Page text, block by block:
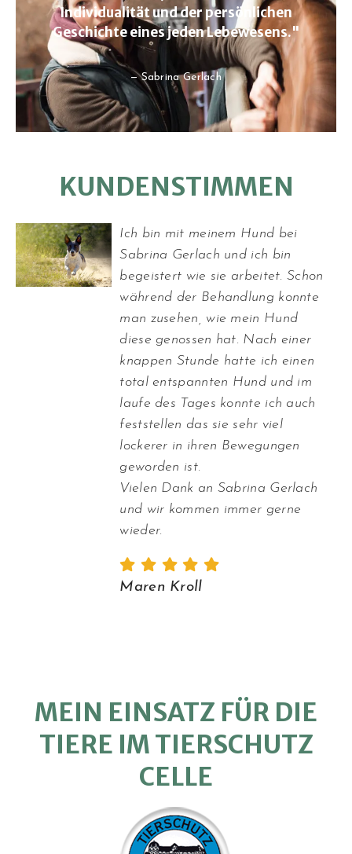
Individualität und der persönlichen
Geschichte eines jeden Lebewesens."
— Sabrina Gerlach
KUNDENSTIMMEN
Ich bin mit meinem Hund bei
Sabrina Gerlach und ich bin
begeistert wie sie arbeitet. Schon
während der Behandlung konnte
man zusehen, wie mein Hund
diese genossen hat. Nach einer
knappen Stunde hatte ich einen
total entspannten Hund und im
laufe des Tages konnte ich auch
feststellen das sie sehr viel
lockerer in ihren Bewegungen
geworden ist.
Vielen Dank an Sabrina Gerlach
und wir kommen immer gerne
wieder.
Maren Kroll
MEIN EINSATZ FÜR DIE
TIERE IM TIERSCHUTZ
CELLE